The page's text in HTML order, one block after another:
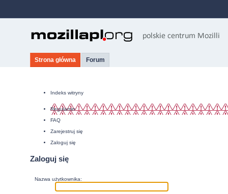
Strona główna Forum
Indeks witryny
Regulamin
FAQ
Zarejestruj się
Zaloguj się
Zaloguj się
Nazwa użytkownika: